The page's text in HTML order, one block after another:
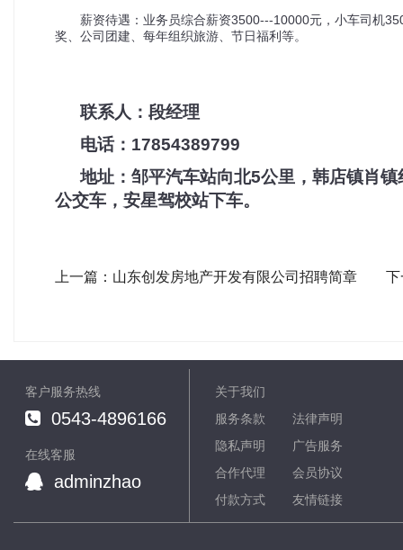
薪资待遇：业务员综合薪资3500---10000元，小车司机
奖、公司团建、每年组织旅游、节日福利等。
联系人：段经理
电话：17854389799
地址：邹平汽车站向北5公里，韩店镇肖
公交车，安星驾校站下车。
上一篇：山东创发房地产开发有限公司招聘简章
客户服务热线
0543-4896166
在线客服
adminzhao
关于我们
服务条款
法律声明
隐私声明
广告服务
合作代理
会员协议
付款方式
友情链接